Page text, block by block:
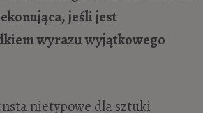
jeśli jest
wyrazu wyjątkowego
nietypowe dla sztuki